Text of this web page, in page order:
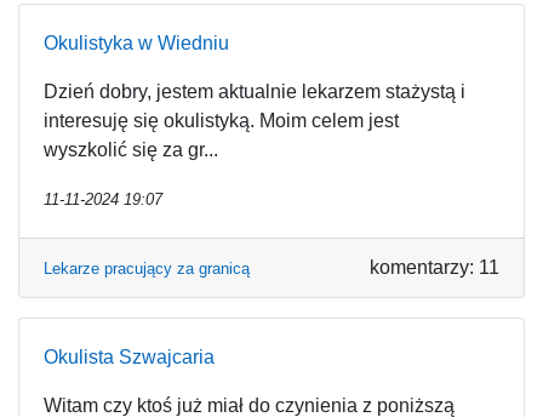
Okulistyka w Wiedniu
Dzień dobry, jestem aktualnie lekarzem stażystą i
interesuję się okulistyką. Moim celem jest
wyszkolić się za gr...
11-11-2024 19:07
Lekarze pracujący za granicą komentarzy: 11
Okulista Szwajcaria
Witam czy ktoś już miał do czynienia z poniższą